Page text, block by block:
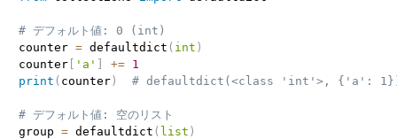
# デフォルト値: 0 (int)
counter = defaultdict ( int )
counter[ 'a' +=
1
print ( counter) # defaultdict(<class 'int'>, {'a':
# デフォルト値: 空のリスト
group = defaultdict ( list )